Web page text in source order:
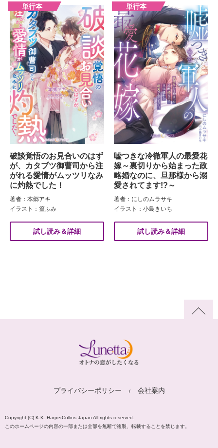
破談覚悟のお見合いのはず
が、カタブツ御曹司から注
がれる愛情がムッツリなみ
に灼熱でした！
著者：本郷アキ
イラスト：篁ふみ
試し読み＆詳細
嘘つきな冷徹軍人の最愛花
嫁～裏切りから始まった政
略婚なのに、旦那様から溺
愛されてます!?～
著者：にしのムラサキ
イラスト：小島きいち
試し読み＆詳細
プライバシーポリシー 会社案内
Copyright (C) K.K. HarperCollins Japan All rights reserved.
このホームページの内容の一部または全部を無断で複製、転載することを禁じます。